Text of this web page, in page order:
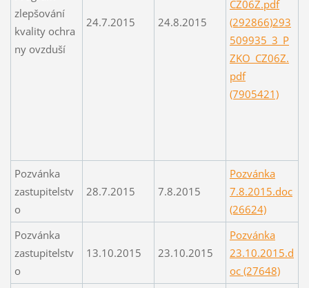
zlepšování
kvality ochra
ny ovzduší
24.7.2015 24.8.2015
CZ06Z.pdf
(292866)293
509935_3_P
ZKO_CZ06Z.
pdf
(7905421)
Pozvánka
zastupitelstv
o
28.7.2015 7.8.2015
Pozvánka
7.8.2015.doc
(26624)
Pozvánka
zastupitelstv
o
13.10.2015 23.10.2015
Pozvánka
23.10.2015.d
oc (27648)